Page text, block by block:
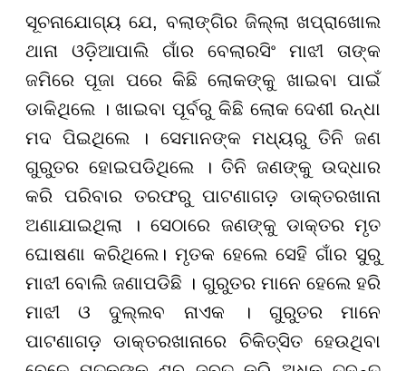
ସୂଚନାଯୋଗ୍ୟ ଯେ, ବଲାଙ୍ଗିର ଜିଲ୍ଲା ଖପ୍ରାଖୋଲ
ଥାନା ଓଡ଼ିଆପାଲି ଗାଁର ବେଲାରସିଂ ମାଝୀ ତାଙ୍କ
ଜମିରେ ପୂଜା ପରେ କିଛି ଲୋକଙ୍କୁ ଖାଇବା ପାଇଁ
ଡାକିଥିଲେ । ଖାଇବା ପୂର୍ବରୁ କିଛି ଲୋକ ଦେଶୀ ରନ୍ଧା
ମଦ ପିଇଥିଲେ । ସେମାନଙ୍କ ମଧ୍ୟରୁ ତିନି ଜଣ
ଗୁରୁତର ହୋଇପଡିଥିଲେ । ତିନି ଜଣଙ୍କୁ ଉଦ୍ଧାର
କରି ପରିବାର ତରଫରୁ ପାଟଣାଗଡ଼ ଡାକ୍ତରଖାନା
ଅଣାଯାଇଥିଲା । ସେଠାରେ ଜଣଙ୍କୁ ଡାକ୍ତର ମୃତ
ଘୋଷଣା କରିଥିଲେ। ମୃତକ ହେଲେ ସେହି ଗାଁର ସୁରୁ
ମାଝୀ ବୋଲି ଜଣାପଡିଛି । ଗୁରୁତର ମାନେ ହେଲେ ହରି
ମାଝୀ ଓ ଦୁଲ୍ଲବ ନାଏକ । ଗୁରୁତର ମାନେ
ପାଟଣାଗଡ଼ ଡାକ୍ତରଖାନାରେ ଚିକିତ୍ସିତ ହେଉଥିବା